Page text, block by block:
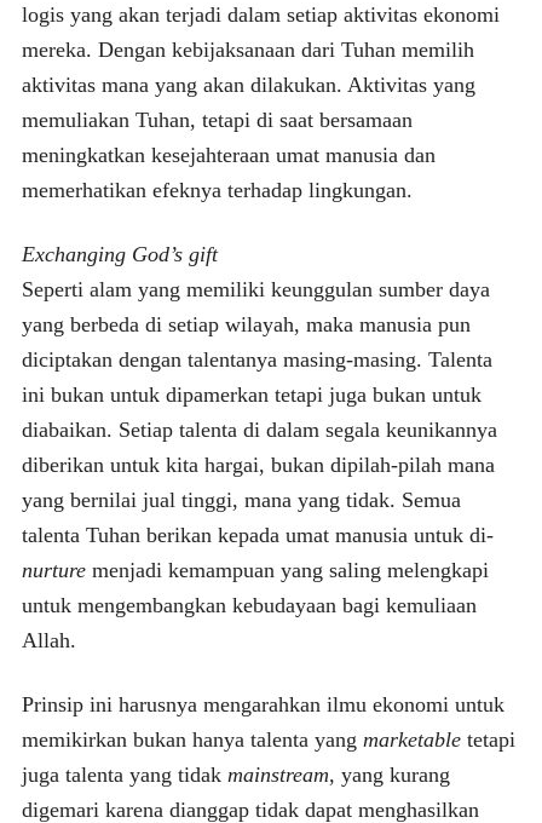
logis yang akan terjadi dalam setiap aktivitas ekonomi
mereka. Dengan kebijaksanaan dari Tuhan memilih
aktivitas mana yang akan dilakukan. Aktivitas yang
memuliakan Tuhan, tetapi di saat bersamaan
meningkatkan kesejahteraan umat manusia dan
memerhatikan efeknya terhadap lingkungan.
Exchanging God’s gift
Seperti alam yang memiliki keunggulan sumber daya
yang berbeda di setiap wilayah, maka manusia pun
diciptakan dengan talentanya masing-masing. Talenta
ini bukan untuk dipamerkan tetapi juga bukan untuk
diabaikan. Setiap talenta di dalam segala keunikannya
diberikan untuk kita hargai, bukan dipilah-pilah mana
yang bernilai jual tinggi, mana yang tidak. Semua
talenta Tuhan berikan kepada umat manusia untuk di-
nurturemenjadi kemampuan yang saling melengkapi
untuk mengembangkan kebudayaan bagi kemuliaan
Allah.
Prinsip ini harusnya mengarahkan ilmu ekonomi untuk
memikirkan bukan hanya talenta yang marketabletetapi
juga talenta yang tidak mainstream, yang kurang
digemari karena dianggap tidak dapat menghasilkan